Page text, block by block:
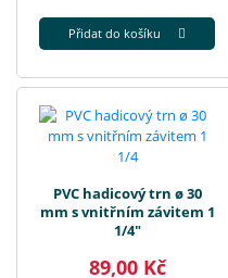
Přidat do košíku
PVC hadicový trn ø 30
mm s vnitřním závitem 1
1/4"
89,00 Kč